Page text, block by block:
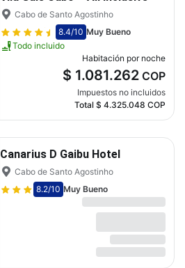
Cabo de Santo Agostinho
8.4/10 Muy Bueno
Todo incluido
Habitación por noche
$ 1.081.262 COP
Impuestos no incluidos
Total $ 4.325.048 COP
Canarius D Gaibu Hotel
Cabo de Santo Agostinho
8.2/10 Muy Bueno